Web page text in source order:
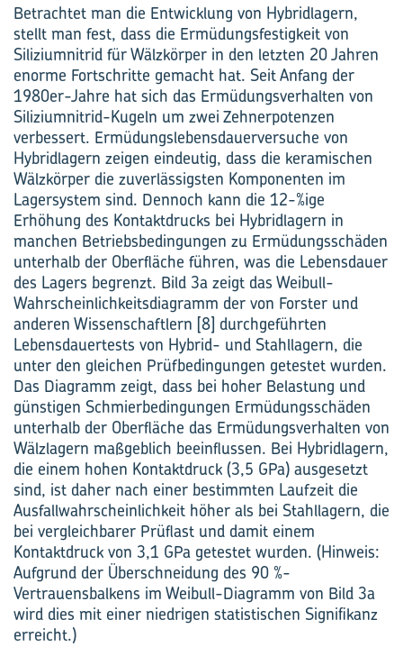
Betrachtet man die Entwicklung von Hybridlagern,
stellt man fest, dass die Ermüdungsfestigkeit von
Siliziumnitrid für Wälzkörper in den letzten 20 Jahren
enorme Fortschritte gemacht hat. Seit Anfang der
1980er-Jahre hat sich das Ermüdungsverhalten von
Siliziumnitrid-Kugeln um zwei Zehnerpotenzen
verbessert. Ermüdungslebensdauerversuche von
Hybridlagern zeigen eindeutig, dass die keramischen
Wälzkörper die zuverlässigsten Komponenten im
Lagersystem sind. Dennoch kann die 12-%ige
Erhöhung des Kontaktdrucks bei Hybridlagern in
manchen Betriebsbedingungen zu Ermüdungsschäden
unterhalb der Oberfläche führen, was die Lebensdauer
des Lagers begrenzt. Bild 3a zeigt das Weibull-
Wahrscheinlichkeitsdiagramm der von Forster und
anderen Wissenschaftlern [8] durchgeführten
Lebensdauertests von Hybrid- und Stahllagern, die
unter den gleichen Prüfbedingungen getestet wurden.
Das Diagramm zeigt, dass bei hoher Belastung und
günstigen Schmierbedingungen Ermüdungsschäden
unterhalb der Oberfläche das Ermüdungsverhalten von
Wälzlagern maßgeblich beeinflussen. Bei Hybridlagern,
die einem hohen Kontaktdruck (3,5 GPa) ausgesetzt
sind, ist daher nach einer bestimmten Laufzeit die
Ausfallwahrscheinlichkeit höher als bei Stahllagern, die
bei vergleichbarer Prüflast und damit einem
Kontaktdruck von 3,1 GPa getestet wurden. (Hinweis:
Aufgrund der Überschneidung des 90 %-
Vertrauensbalkens im Weibull-Diagramm von Bild 3a
wird dies mit einer niedrigen statistischen Signifikanz
erreicht.)